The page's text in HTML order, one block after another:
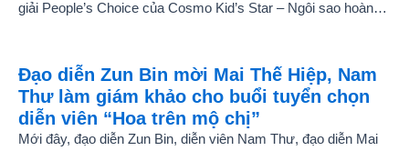
giải People’s Choice của Cosmo Kid’s Star – Ngôi sao hoàn
Sinh sớm.
Đạo diễn Zun Bin mời Mai Thế Hiệp, Nam
Thư làm giám khảo cho buổi tuyển chọn
diễn viên “Hoa trên mộ chị”
Mới đây, đạo diễn Zun Bin, diễn viên Nam Thư, đạo diễn Mai